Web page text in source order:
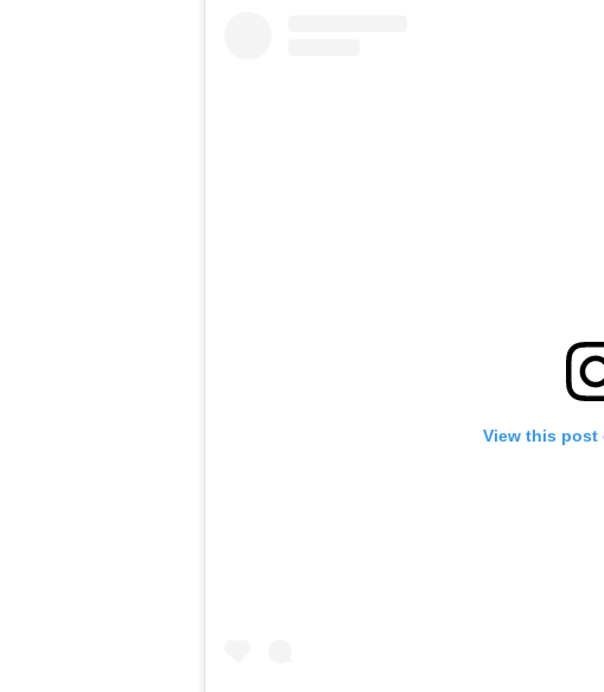
View this post